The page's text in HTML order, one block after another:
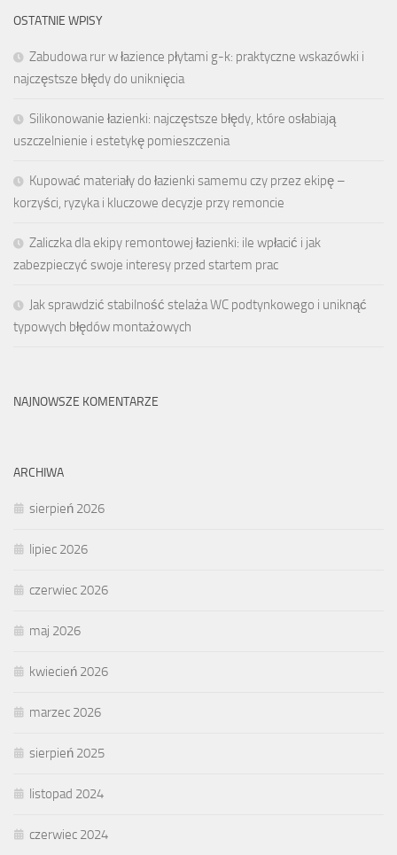
OSTATNIE WPISY
Zabudowa rur w łazience płytami g-k: praktyczne wskazówki i
najczęstsze błędy do uniknięcia
Silikonowanie łazienki: najczęstsze błędy, które osłabiają
uszczelnienie i estetykę pomieszczenia
Kupować materiały do łazienki samemu czy przez ekipę –
korzyści, ryzyka i kluczowe decyzje przy remoncie
Zaliczka dla ekipy remontowej łazienki: ile wpłacić i jak
zabezpieczyć swoje interesy przed startem prac
Jak sprawdzić stabilność stelaża WC podtynkowego i uniknąć
typowych błędów montażowych
NAJNOWSZE KOMENTARZE
ARCHIWA
sierpień 2026
lipiec 2026
czerwiec 2026
maj 2026
kwiecień 2026
marzec 2026
sierpień 2025
listopad 2024
czerwiec 2024